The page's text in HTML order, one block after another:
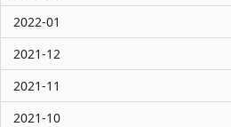
2022-01
2021-12
2021-11
2021-10